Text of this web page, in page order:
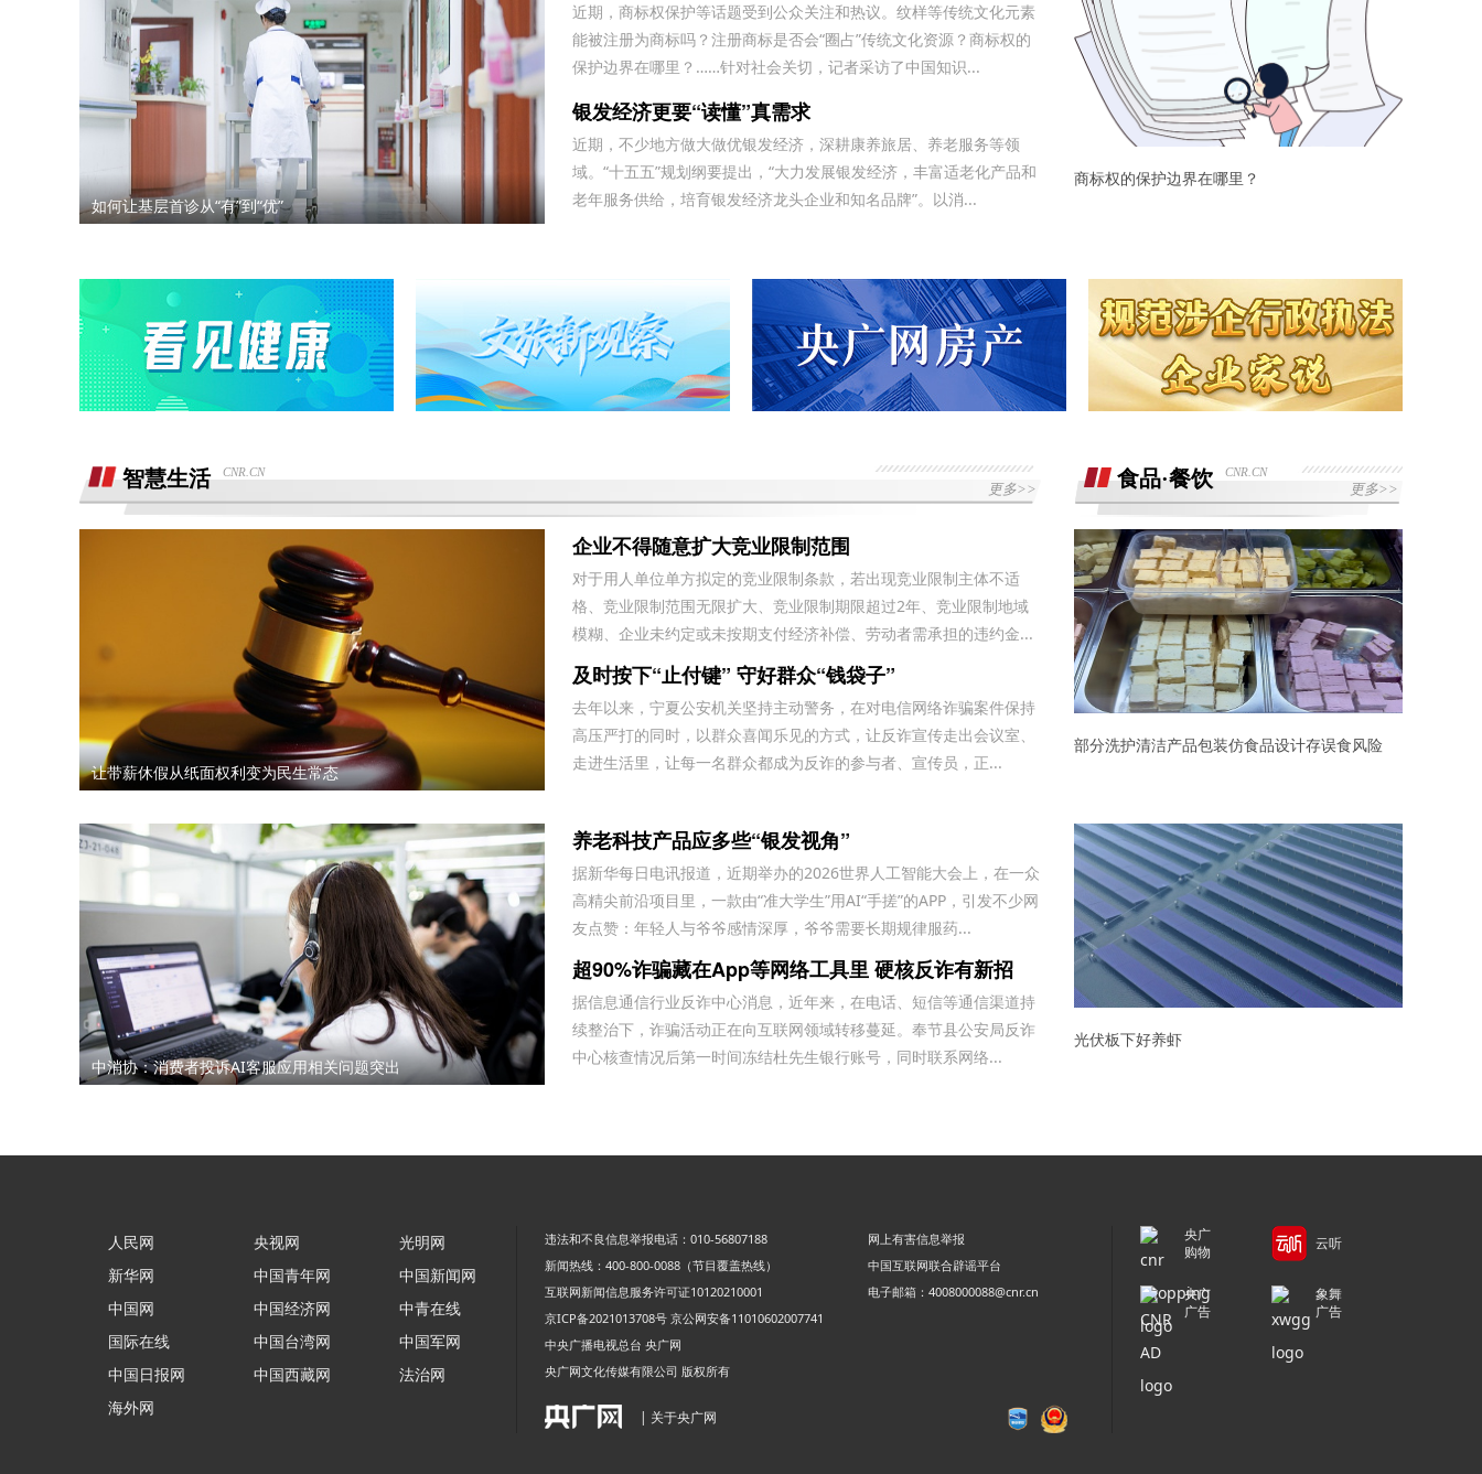
熊猫净水器爆炸燃烧
高德平台乱扣钱，乱封号
退还诚意金
关于飞行帮（北京）航空服务有限公司退
费纠纷的投诉
滴滴平台司机超时未出发，地域黑乘客
广汽丰田车没有提到，诉求退定金及相关
合理合法费用
要求解除合同，退款，我还没有开始学习
退还2199元订金
退款退
重庆智鑫沅汽车销售有限公司强买强卖，
服务态度恶劣且拒绝退还定金
重庆智鑫沅汽车销售有限公司，不下贷
款，强制加五千元全款购车，不退定金。
买车锁单前不预审，贷款批不过，强制我
走租赁贷款
诱导消费不退定金
退还定金2000元
买车和销售说的价格是包含保险，合同没
下手
汽车4s店诱导消费者签订汽车销售合
由于没有造成其任何损失，要求退还订
小米17pro镜头起雾，官方拆机后没解决
好问题，并且不换新，我申请换新加
上门看车无现车诱导消费者支付订金当消
费者对销售合同不认可拒签时擅自扣押消
费者财产
要求退还定金
杭州金昌宝湖不加价不给提车，拒绝交付
汽车还不给退定金
车辆到店后内饰全是划痕和脏污，卖方拒
不退还定金，要求双倍退还定金
市场价格调节问题
鑫茂瑞体验中心捆绑销售
买车时承诺可以三个月后提前还款并落实
合同执行
于9月24号到曲靖广汽丰田联庆麒麟店看
2000
半年了不给退定金，要求退回定金
新车剐蹭后送维修中心保险杠喷漆，损坏
车辆至天窗挡风玻璃碎裂上侧边梁凹陷要
求赔偿
潍坊寿光驰峰广汽本田购车定金拒不退
还，霸王条款
重庆大足深蓝4s店不按合同履约
河北军文教育科技有限公司虚假宣传 食品安全希望得到重视
销售虚假宣传汽车续航里程 要求销售及
公司退定金
销售诱导下单锁定汽车，有销售录音证据
及其他人证
强买强卖 强制贷款 称交意向金进行锁车
服务 没有按规定实施购车流程
永川区凯斯蒂亚建材经营部，欺诈消费
者，各种理由推诿不完善安装，现要求善
退订金销售承诺按揭不过订金退还合同也
4s店新车交付存在安全隐患，新车未给
我父亲被销售坑骗签了定金合同，提车还
说没有现车要去外地。
销售诱导消费，将市补当做优惠，给消费
者报落地要求退还预付款，以及支付的部
分购车款
宜享花业务员打电话叫我查看低息贷款额
度，被强制下款
商家虚假报价不兑现承诺，原订车价
215000元包含7500元保养套餐后续又不
提车当天4S店临时涨价，涉嫌欺诈消费
者，本人要求退还定金。
对方说8.10之前退押金9000到8.21号还
未收到押金，诉求退押金并报销路费
在红旗智联APP上支付2000元定金，去
哈尔滨运通奥迪，全款交付不给提车，反
如何让基层首诊从“有”到“优”
近期，商标权保护等话题受到公众关注和热议。纹样等传统文化元素
能被注册为商标吗？注册商标是否会“圈占”传统文化资源？商标权的
保护边界在哪里？……针对社会关切，记者采访了中国知识...
银发经济更要“读懂”真需求
近期，不少地方做大做优银发经济，深耕康养旅居、养老服务等领
域。“十五五”规划纲要提出，“大力发展银发经济，丰富适老化产品和
老年服务供给，培育银发经济龙头企业和知名品牌”。以消...
商标权的保护边界在哪里？
智慧生活 CNR.CN
更多>>
让带薪休假从纸面权利变为民生常态
中消协：消费者投诉AI客服应用相关问题突出
企业不得随意扩大竞业限制范围
对于用人单位单方拟定的竞业限制条款，若出现竞业限制主体不适
格、竞业限制范围无限扩大、竞业限制期限超过2年、竞业限制地域
模糊、企业未约定或未按期支付经济补偿、劳动者需承担的违约金...
及时按下“止付键” 守好群众“钱袋子”
去年以来，宁夏公安机关坚持主动警务，在对电信网络诈骗案件保持
高压严打的同时，以群众喜闻乐见的方式，让反诈宣传走出会议室、
走进生活里，让每一名群众都成为反诈的参与者、宣传员，正...
养老科技产品应多些“银发视角”
据新华每日电讯报道，近期举办的2026世界人工智能大会上，在一众
高精尖前沿项目里，一款由“准大学生”用AI“手搓”的APP，引发不少网
友点赞：年轻人与爷爷感情深厚，爷爷需要长期规律服药...
超90%诈骗藏在App等网络工具里 硬核反诈有新招
据信息通信行业反诈中心消息，近年来，在电话、短信等通信渠道持
续整治下，诈骗活动正在向互联网领域转移蔓延。奉节县公安局反诈
中心核查情况后第一时间冻结杜先生银行账号，同时联系网络...
食品·餐饮 CNR.CN
更多>>
部分洗护清洁产品包装仿食品设计存误食风险
光伏板下好养虾
人民网
新华网
中国网
国际在线
中国日报网
海外网
央视网
中国青年网
中国经济网
中国台湾网
中国西藏网
光明网
中国新闻网
中青在线
中国军网
法治网
违法和不良信息举报电话：010-56807188
网上有害信息举报
新闻热线：400-800-0088（节目覆盖热线）
中国互联网联合辟谣平台
互联网新闻信息服务许可证10120210001
电子邮箱：4008000088@cnr.cn
京ICP备2021013708号 京公网安备11010602007741
中央广播电视总台 央广网
央广网文化传媒有限公司 版权所有
| 关于央广网
央广
购物
云听
央广
广告
象舞
广告